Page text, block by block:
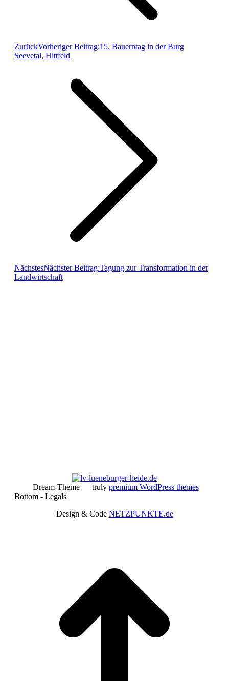
ZurückVorheriger Beitrag:15. Bauerntag in der Burg
Seevetal, Hittfeld
NächstesNächster Beitrag:Tagung zur Transformation in der
Landwirtschaft
Dream-Theme — truly premium WordPress themes
Bottom - Legals
Design & Code NETZPUNKTE.de